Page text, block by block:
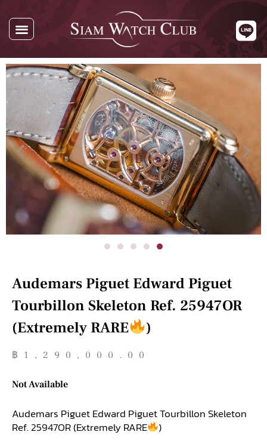
Audemars Piguet Edward Piguet
Tourbillon Skeleton Ref. 25947OR
(Extremely RARE
)
฿ 1,290,000.00
Not Available
Audemars Piguet Edward Piguet Tourbillon Skeleton
Ref. 25947OR (Extremely RARE
)